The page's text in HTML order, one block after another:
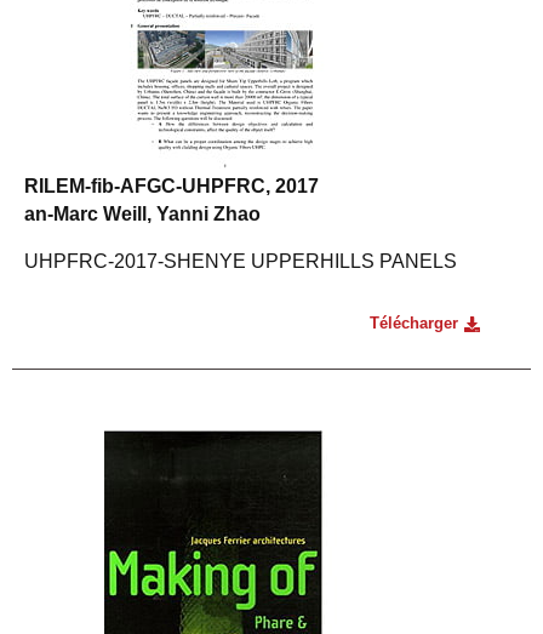
RILEM-fib-AFGC-UHPFRC, 2017
an-Marc Weill, Yanni Zhao
UHPFRC-2017-SHENYE UPPERHILLS PANELS
Télécharger